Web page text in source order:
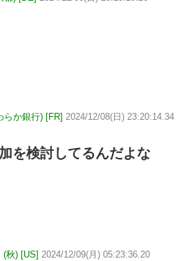
らか銀行) [FR] 2024/12/08(日) 23:20:14.34
を検討してるんだよな
(秋) [US] 2024/12/09(月) 05:23:36.20